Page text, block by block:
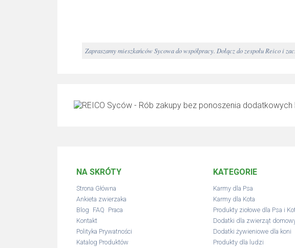
Zapraszamy mieszkańców Sycowa do współpracy. Dołącz do zespołu Reico i
NA SKRÓTY
Strona Główna
Ankieta zwierzaka
Blog FAQ Praca
Kontakt
Polityka Prywatności
Katalog Produktów
KATEGORIE
Karmy dla Psa
Karmy dla Kota
Produkty ziołowe dla Psa i
Dodatki dla zwierząt
Dodatki żywieniowe dla koni
Produkty dla ludzi